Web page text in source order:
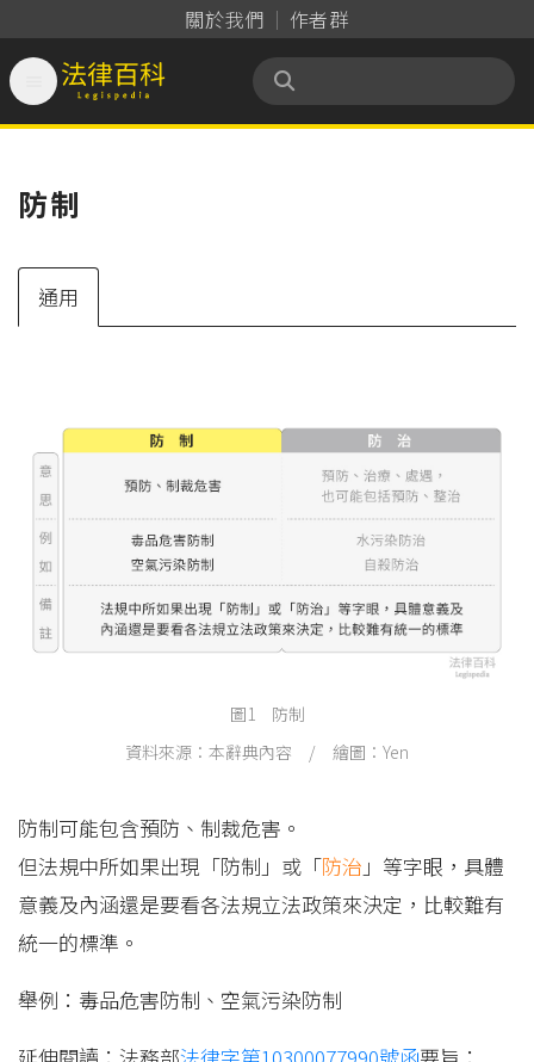
關於我們 作者群
法律百科 Legispedia
防制
通用
圖1 防制
資料來源：本辭典內容 / 繪圖：Yen
防制可能包含預防、制裁危害。
但法規中所如果出現「防制」或「防治 」等字眼，具體
意義及內涵還是要看各法規立法政策來決定，比較難有
統一的標準。
舉例：毒品危害防制、空氣污染防制